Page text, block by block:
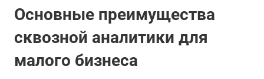
Основные преимущества
сквозной аналитики для
малого бизнеса